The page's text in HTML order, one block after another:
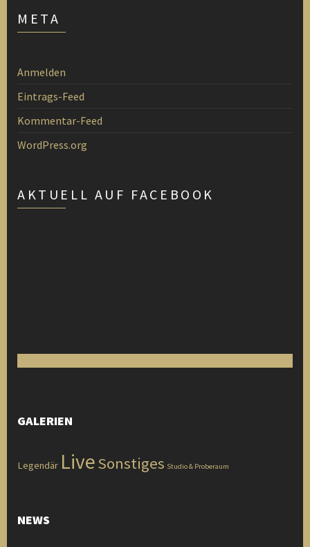
META
Anmelden
Eintrags-Feed
Kommentar-Feed
WordPress.org
AKTUELL AUF FACEBOOK
GALERIEN
Legendär LiveSonstiges Studio & Proberaum
NEWS